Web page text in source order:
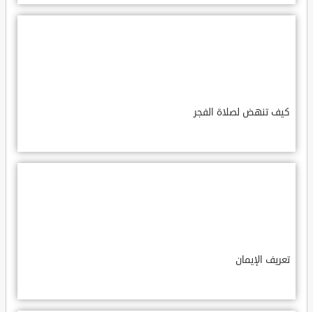
كيف تنهض لصلاة الفجر
تعريف الإيمان